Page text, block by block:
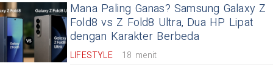
Mana Paling Ganas? Samsung Galaxy Z
Fold8 vs Z Fold8 Ultra, Dua HP Lipat
dengan Karakter Berbeda
LIFESTYLE 18 menit